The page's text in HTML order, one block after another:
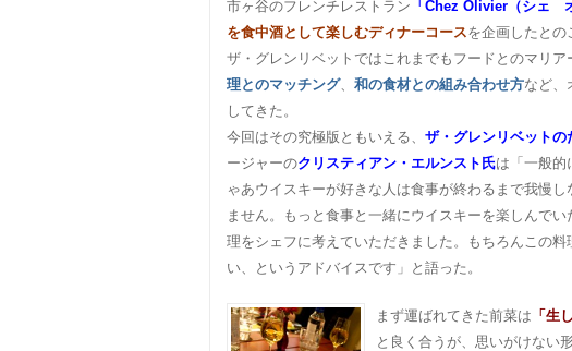
市ヶ谷のフレンチレストラン 「Chez Olivier（シェ
を食中酒として楽しむディナーコースを企画したとの
ザ・グレンリベットではこれまでもフードとのマリア
理とのマッチング、 和の食材との組み合わせ方など、
してきた。
今回はその究極版ともいえる、 ザ・グレンリベットの
ージャーのクリスティアン・エルンスト氏は「一般的
ゃあウイスキーが好きな人は食事が終わるまで我慢
ません。もっと食事と一緒にウイスキーを楽しんで
理をシェフに考えていただきました。もちろんこの
い、というアドバイスです」と語った。
まず運ばれてきた前菜は 「生
と良く合うが、思いがけない